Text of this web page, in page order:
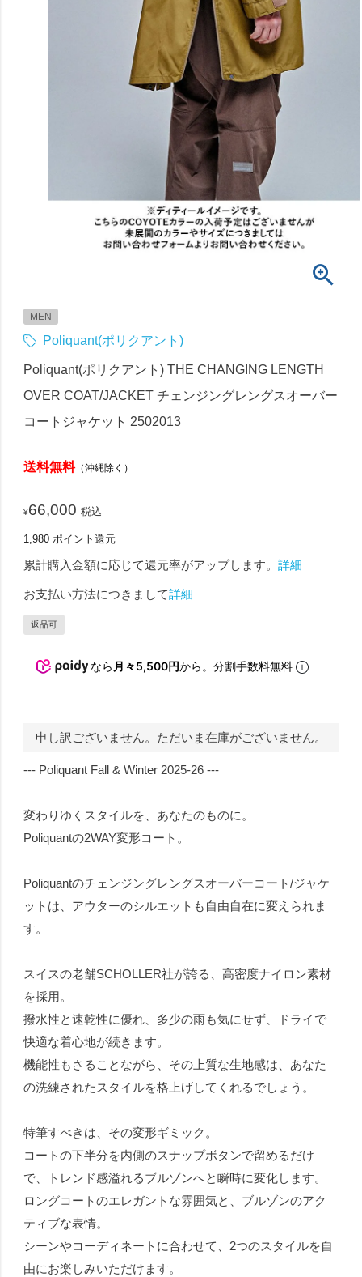
MEN
Poliquant(ポリクアント)
Poliquant(ポリクアント) THE CHANGING LENGTH
OVER COAT/JACKET チェンジングレングスオーバー
コートジャケット 2502013
送料無料（沖縄除く）
¥66,000 税込
1,980 ポイント還元
累計購入金額に応じて還元率がアップします。詳細
お支払い方法につきまして詳細
返品可
なら 月々5,500円から。分割手数料無料
申し訳ございません。ただいま在庫がございません。
--- Poliquant Fall & Winter 2025-26 ---
変わりゆくスタイルを、あなたのものに。
Poliquantの2WAY変形コート。
Poliquantのチェンジングレングスオーバーコート/ジャケ
ットは、アウターのシルエットも自由自在に変えられま
す。
スイスの老舗SCHOLLER社が誇る、高密度ナイロン素材
を採用。
撥水性と速乾性に優れ、多少の雨も気にせず、ドライで
快適な着心地が続きます。
機能性もさることながら、その上質な生地感は、あなた
の洗練されたスタイルを格上げしてくれるでしょう。
特筆すべきは、その変形ギミック。
コートの下半分を内側のスナップボタンで留めるだけ
で、トレンド感溢れるブルゾンへと瞬時に変化します。
ロングコートのエレガントな雰囲気と、ブルゾンのアク
ティブな表情。
シーンやコーディネートに合わせて、2つのスタイルを自
由にお楽しみいただけます。